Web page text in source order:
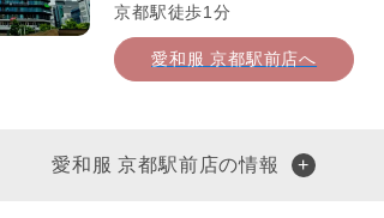
京都駅徒歩1分
愛和服 京都駅前店へ
愛和服 京都駅前店の情報